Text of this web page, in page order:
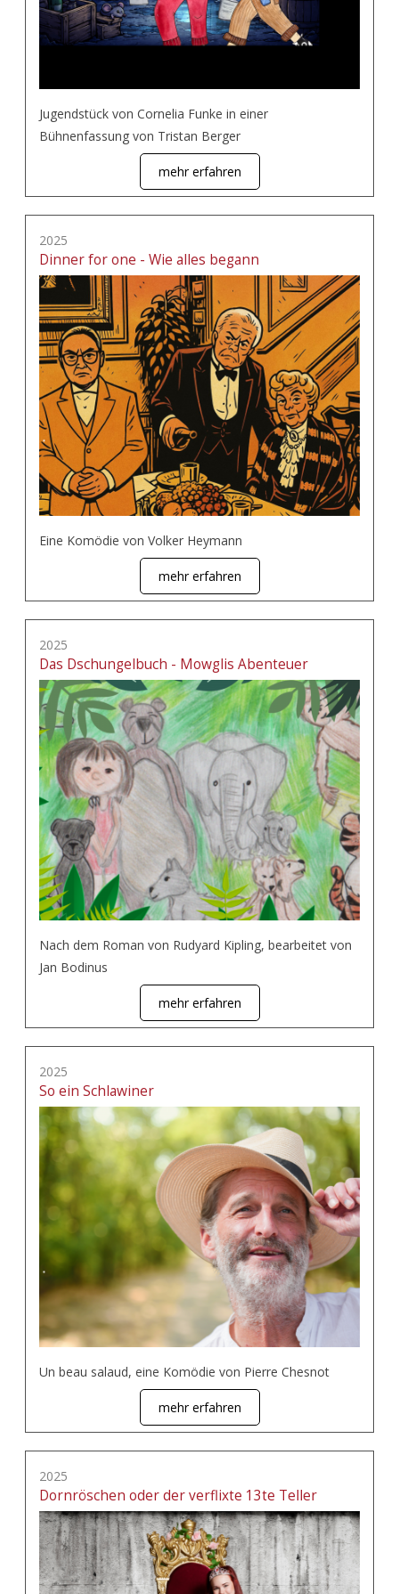
Jugendstück von Cornelia Funke in einer
Bühnenfassung von Tristan Berger
mehr erfahren
2025
Dinner for one - Wie alles begann
Eine Komödie von Volker Heymann
mehr erfahren
2025
Das Dschungelbuch - Mowglis Abenteuer
Nach dem Roman von Rudyard Kipling, bearbeitet von
Jan Bodinus
mehr erfahren
2025
So ein Schlawiner
Un beau salaud, eine Komödie von Pierre Chesnot
mehr erfahren
2025
Dornröschen oder der verflixte 13te Teller